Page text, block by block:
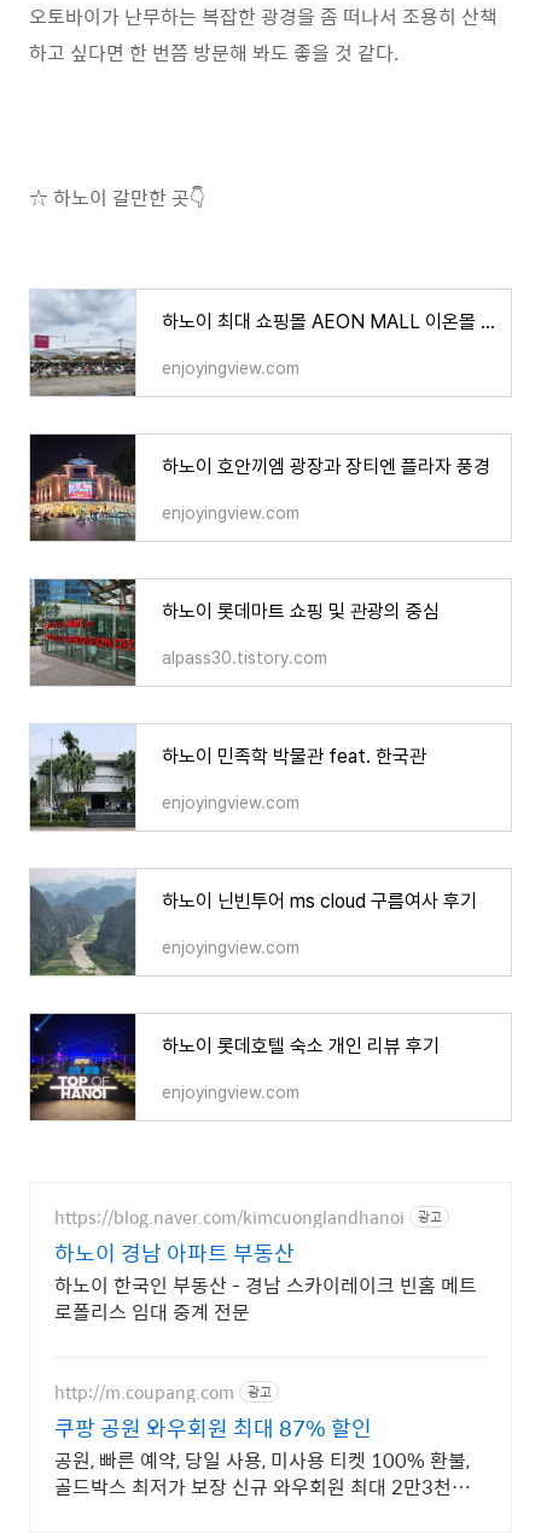
오토바이가 난무하는 복잡한 광경을 좀 떠나서 조용히 산책
하고 싶다면 한 번쯤 방문해 봐도 좋을 것 같다.
☆ 하노이 갈만한 곳👇
하노이 최대 쇼핑몰 AEON MALL 이온몰 한국의 스타필드
enjoyingview.com
하노이 호안끼엠 광장과 장티엔 플라자 풍경
enjoyingview.com
하노이 롯데마트 쇼핑 및 관광의 중심
alpass30.tistory.com
하노이 민족학 박물관 feat. 한국관
enjoyingview.com
하노이 닌빈투어 ms cloud 구름여사 후기
enjoyingview.com
하노이 롯데호텔 숙소 개인 리뷰 후기
enjoyingview.com
https://blog.naver.com/kimcuonglandhanoi 광고
하노이 경남 아파트 부동산
하노이 한국인 부동산 - 경남 스카이레이크 빈홈 메트
로폴리스 임대 중계 전문
http://m.coupang.com 광고
쿠팡 공원 와우회원 최대 87% 할인
공원, 빠른 예약, 당일 사용, 미사용 티켓 100% 환불,
골드박스 최저가 보장 신규 와우회원 최대 2만3천원